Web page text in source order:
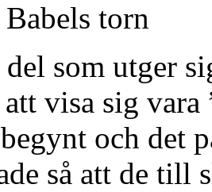
torn
som utger
visa sig
och det
så att de till